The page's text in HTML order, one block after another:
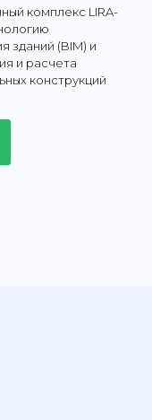
комплекс LIRA-
зданий (BIM) и
и расчета
конструкций